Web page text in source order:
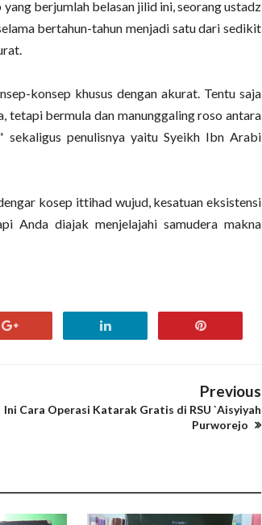
berjumlah belasan jilid ini, seorang ustadz
bertahun-tahun menjadi satu dari sedikit
konsep khusus dengan akurat. Tentu saja
tetapi bermula dan manunggaling roso antara
penulisnya yaitu Syeikh Ibn Arabi
kosep ittihad wujud, kesatuan eksistensi
Anda diajak menjelajahi samudera makna
Previous
Ini Cara Operasi Katarak Gratis di RSU `Aisyiyah
Purworejo